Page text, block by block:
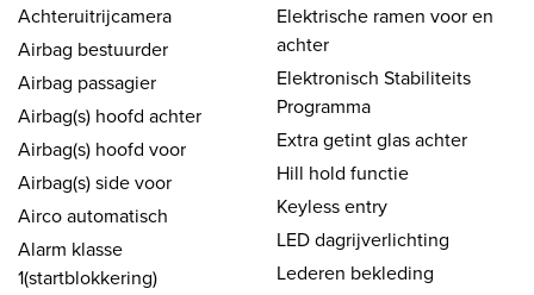
Achteruitrijcamera
Airbag bestuurder
Airbag passagier
Airbag(s) hoofd achter
Airbag(s) hoofd voor
Airbag(s) side voor
Airco automatisch
Alarm klasse
1(startblokkering)
Elektrische ramen voor en
achter
Elektronisch Stabiliteits
Programma
Extra getint glas achter
Hill hold functie
Keyless entry
LED dagrijverlichting
Lederen bekleding